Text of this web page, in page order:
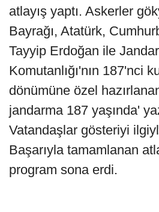
atlayış yaptı. Askerler
Bayrağı, Atatürk,
Tayyip Erdoğan ile
Komutanlığı'nın 187'nci
dönümüne özel
jandarma 187 yaşında'
Vatandaşlar gösteriyi
Başarıyla tamamlanan
program sona erdi.